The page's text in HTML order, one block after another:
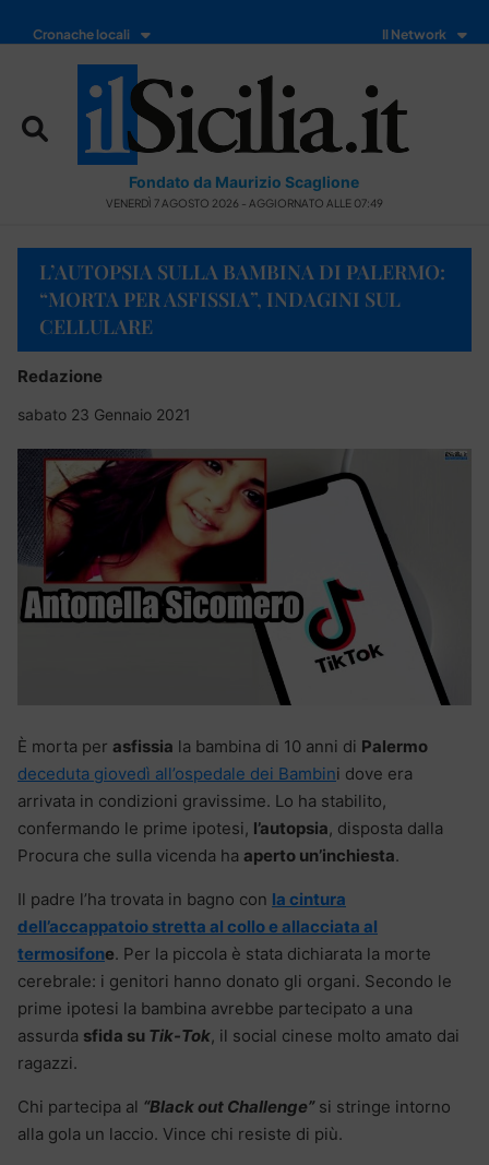
Cronache locali Il Network
Fondato da Maurizio Scaglione
VENERDÌ 7 AGOSTO 2026 - AGGIORNATO ALLE 07:49
L’AUTOPSIA SULLA BAMBINA DI PALERMO:
“MORTA PER ASFISSIA”, INDAGINI SUL
CELLULARE
Redazione
sabato 23 Gennaio 2021
È morta per asfissia la bambina di 10 anni di Palermo
deceduta giovedì all’ospedale dei Bambini dove era
arrivata in condizioni gravissime. Lo ha stabilito,
confermando le prime ipotesi, l’autopsia, disposta dalla
Procura che sulla vicenda ha aperto un’inchiesta.
Il padre l’ha trovata in bagno con la cintura
dell’accappatoio stretta al collo e allacciata al
termosifone. Per la piccola è stata dichiarata la morte
cerebrale: i genitori hanno donato gli organi. Secondo le
prime ipotesi la bambina avrebbe partecipato a una
assurda sfida su Tik-Tok, il social cinese molto amato dai
ragazzi.
Chi partecipa al “Black out Challenge”si stringe intorno
alla gola un laccio. Vince chi resiste di più.